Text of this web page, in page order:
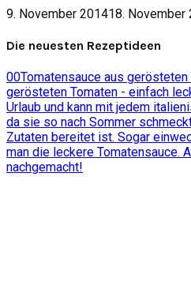
9. November 201418. November
Die neuesten Rezeptideen
00Tomatensauce aus gerösteten
gerösteten Tomaten - einfach
Urlaub und kann mit jedem
da sie so nach Sommer
Zutaten bereitet ist. Sogar
man die leckere Tomatensauce.
nachgemacht!